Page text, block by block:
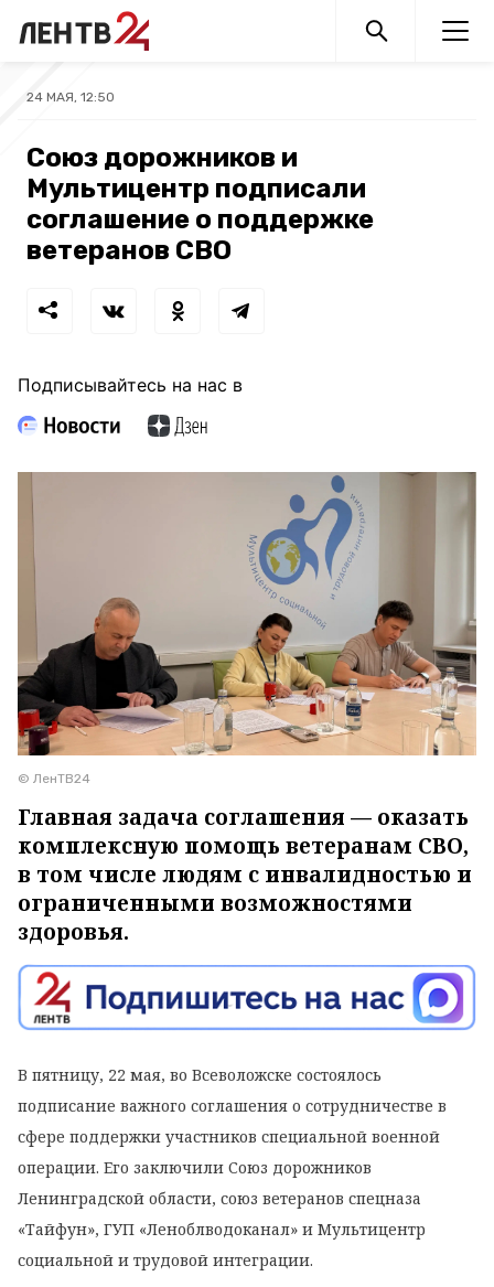
24 МАЯ, 12:50
Союз дорожников и
Мультицентр подписали
соглашение о поддержке
ветеранов СВО
Подписывайтесь на нас в
© ЛенТВ24
Главная задача соглашения — оказать
комплексную помощь ветеранам СВО,
в том числе людям с инвалидностью и
ограниченными возможностями
здоровья.
В пятницу, 22 мая, во Всеволожске состоялось
подписание важного соглашения о сотрудничестве в
сфере поддержки участников специальной военной
операции. Его заключили Союз дорожников
Ленинградской области, союз ветеранов спецназа
«Тайфун», ГУП «Леноблводоканал» и Мультицентр
социальной и трудовой интеграции.